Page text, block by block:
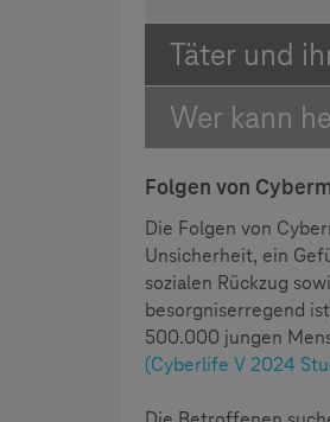
Täter und
Wer kann
Folgen von
Die Folgen von
Unsicherheit, ein
sozialen Rückzug
besorgniserregend
500.000 jungen
(Cyberlife V 2024